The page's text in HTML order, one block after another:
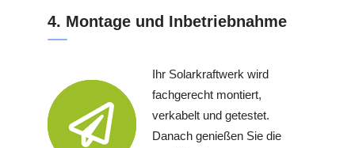
4. Montage und Inbetriebnahme
Ihr Solarkraftwerk wird
fachgerecht montiert,
verkabelt und getestet.
Danach genießen Sie die